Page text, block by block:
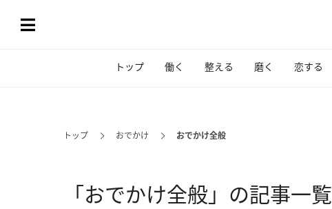
トップ 働く 整える 磨く 恋する
トップ おでかけ おでかけ全般
「おでかけ全般」の記事一覧